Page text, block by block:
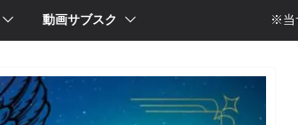
動画サブスク